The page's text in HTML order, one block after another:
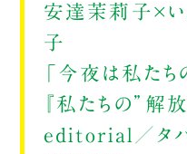
安達茉莉子×い
子
「今夜は私たち
『私たちの”解
editorial／タバ